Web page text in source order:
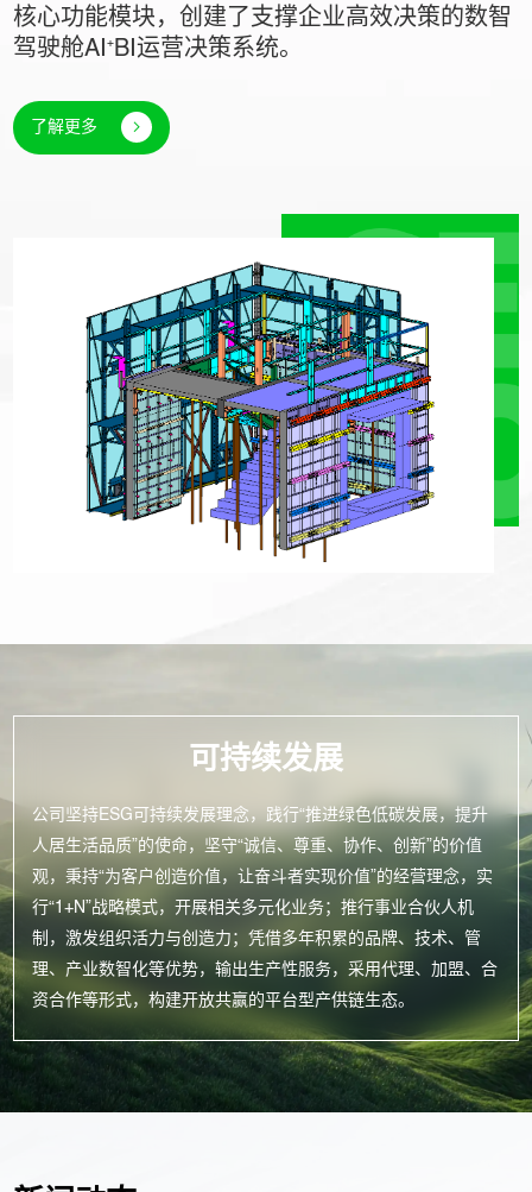
核心功能模块，创建了支撑企业高效决策的数智
驾驶舱AI⁺BI运营决策系统。
了解更多
可持续发展
公司坚持ESG可持续发展理念，践行“推进绿色低碳发展，提升
人居生活品质”的使命，坚守“诚信、尊重、协作、创新”的价值
观，秉持“为客户创造价值，让奋斗者实现价值”的经营理念，实
行“1+N”战略模式，开展相关多元化业务；推行事业合伙人机
制，激发组织活力与创造力；凭借多年积累的品牌、技术、管
理、产业数智化等优势，输出生产性服务，采用代理、加盟、合
资合作等形式，构建开放共赢的平台型产供链生态。